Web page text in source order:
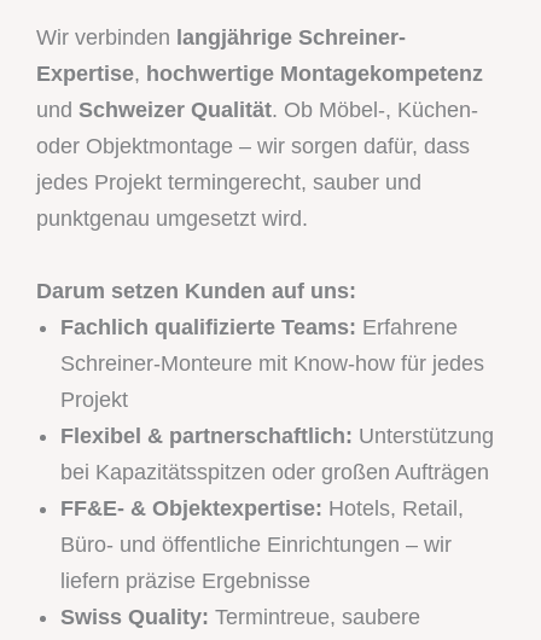
Wir verbinden langjährige Schreiner-
Expertise, hochwertige Montagekompetenz
und Schweizer Qualität. Ob Möbel-, Küchen-
oder Objektmontage – wir sorgen dafür, dass
jedes Projekt termingerecht, sauber und
punktgenau umgesetzt wird.
Darum setzen Kunden auf uns:
Fachlich qualifizierte Teams: Erfahrene
Schreiner-Monteure mit Know-how für jedes
Projekt
Flexibel & partnerschaftlich: Unterstützung
bei Kapazitätsspitzen oder großen Aufträgen
FF&E- & Objektexpertise: Hotels, Retail,
Büro- und öffentliche Einrichtungen – wir
liefern präzise Ergebnisse
Swiss Quality: Termintreue, saubere